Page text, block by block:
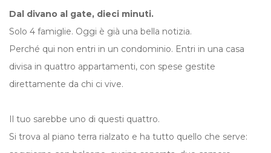
Dal divano al gate, dieci minuti.
Solo 4 famiglie. Oggi è già una bella notizia.
Perché qui non entri in un condominio. Entri in una casa
divisa in quattro appartamenti, con spese gestite
direttamente da chi ci vive.
Il tuo sarebbe uno di questi quattro.
Si trova al piano terra rialzato e ha tutto quello che serve: